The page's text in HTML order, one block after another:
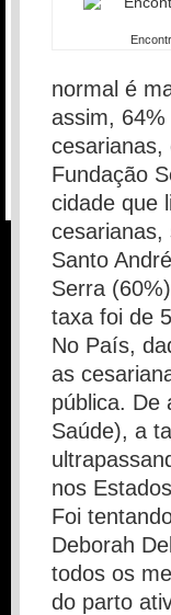
normal é
assim,
cesarianas,
Fundação
cidade que
cesarianas,
Santo
Serra
taxa foi de
No País,
as
pública. De
Saúde), a
nos
Foi
Deborah
todos os
do parto